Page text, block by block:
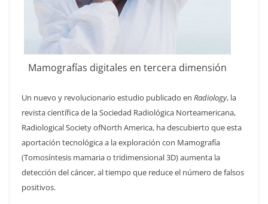
Mamografías digitales en tercera dimensión
Un nuevo y revolucionario estudio publicado en Radiology, la
revista científica de la Sociedad Radiológica Norteamericana,
Radiological Society ofNorth America, ha descubierto que esta
aportación tecnológica a la exploración con Mamografía
(Tomosíntesis mamaria o tridimensional 3D) aumenta la
detección del cáncer, al tiempo que reduce el número de falsos
positivos.